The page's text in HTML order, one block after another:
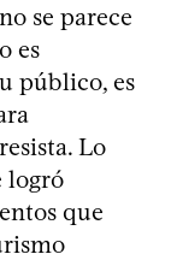
se parece
es
público, es
Lo
logró
que